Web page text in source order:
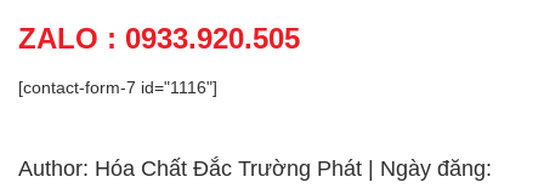
ZALO : 0933.920.505
[contact-form-7 id="1116"]
Author: Hóa Chất Đắc Trường Phát | Ngày đăng: